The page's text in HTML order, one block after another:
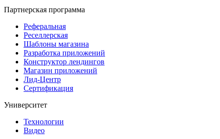
Партнерская программа
Реферальная
Реселлерская
Шаблоны магазина
Разработка приложений
Конструктор лендингов
Магазин приложений
Лид-Центр
Сертификация
Университет
Технологии
Видео